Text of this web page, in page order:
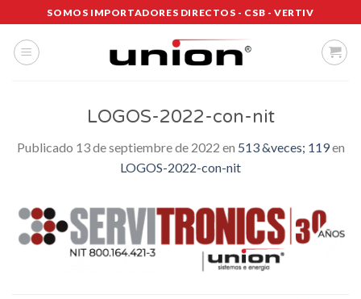
al
contenido
SOMOS IMPORTADORES DIRECTOS - CSB - VERTIV
LOGOS-2022-con-nit
Publicado 13 de septiembre de 2022 en 513 &veces; 119en
LOGOS-2022-con-nit